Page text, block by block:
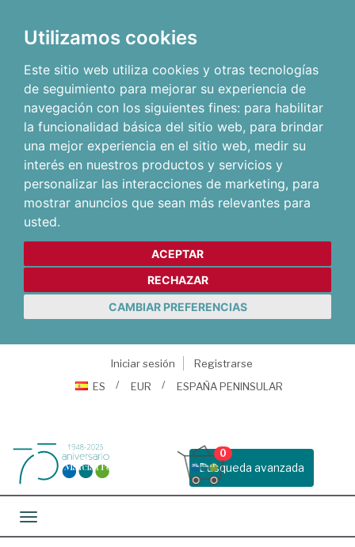
Utilizamos cookies
Este sitio web utiliza cookies y otras tecnologías
de seguimiento para mejorar su experiencia de
navegación con los siguientes fines: para habilitar
la funcionalidad básica del sitio web, para brindar
una mejor experiencia en el sitio web, medir su
interés en nuestros productos y servicios y
personalizar las interacciones de marketing, para
mostrar anuncios que sean más relevantes para
usted.
ACEPTAR
RECHAZAR
CAMBIAR PREFERENCIAS
Iniciar sesión
Registrarse
ES
EUR ESPAÑA PENINSULAR
Busqueda avanzada
0
Toggle navigation